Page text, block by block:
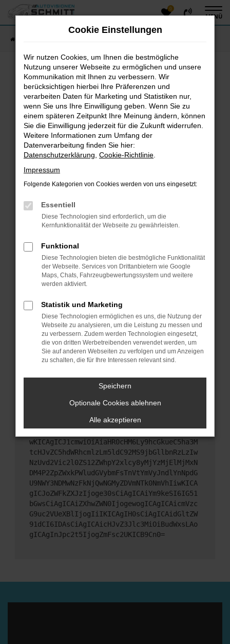
Zum
Hauptinhalt
0
MENÜ
Fehler: Network Error
Beim Laden ist ein Fehler aufgetreten.
Hier sind ein paar Tipps, die dir helfen können:
Überprüfe deine Firewall und deine
Internetverbindung.
Laden andere Webseiten, zum Beispiel deine
Suchmaschine?
Prüfe deine Browsererweiterungen.
das Laden bestimmter Seiten verhindern.
Funktioniert die Seite in einem anderen Browser
oder in einem privaten Fenster?
Das kann manchmal helfen, vorübergehende
Probleme zu beheben.
Stelle sicher, dass dein Browser und dein
Betriebssystem auf dem neuesten Stand sind.
Sicherheitsrisiko, sondern kann auch dazu führen,
dass bestimmte Funktionen nicht mehr
unterstützt werden.
Wende dich an den Webseitenbetreiber.
Wenn du alle oben genannten Schritte versucht
hast, kontaktiere uns bitte. Wir werden versuchen,
das Problem zu beheben. Du kannst uns diesen
Text schicken, um uns bei der Fehlersuche zu
unterstützen:
ewogICJuYW1lIjogIk5ldHdvcmtFcnJvciIsCiAgI
mNvbmZpZyI6IHsKICAgICJtZXRob2QiOiAiR0VUIi
wKICAgICJ1cmwiOiAiaHR0cHM6Ly9hcGkueC5ha3M
tcHJvZC5hdWRhcmlzLm5ldC92MS9jbGllbnRzLzIw
NzUvd2Vic2l0ZS12ZWhpY2xlcy8yMjYzMjElMjMxN
DM4P2ZpZWxkPWludGVybmFsTnVtYmVyJndlYnNpdG
U9NWY3NDMwNzFkNjQwNGMyZDVmNTk0NmVhIiwKICA
gICJoZWFkZXJzIjoge30sCiAgICAiYm9keSI6IG51
bGwsCiAgICAiZXhwZWN0IjogewogICAgICAicmVzc
G9uc2VUeXBlIjogIiIKICAgIH0sCiAgICAidGltZW
91dCI6IDAsCiAgICAicHJvZ3Jlc3MiOiBudWxsLAo
gICAgInJpc2t5IjogZmFsc2UKICB9Cn0=
Cookie Einstellungen
Wir nutzen Cookies, um Ihnen die bestmögliche
Nutzung unserer Webseite zu ermöglichen und unsere
Kommunikation mit Ihnen zu verbessern. Wir
berücksichtigen hierbei Ihre Präferenzen und
verarbeiten Daten für Marketing und Statistiken nur,
wenn Sie uns Ihre Einwilligung geben. Wenn Sie zu
einem späteren Zeitpunkt Ihre Meinung ändern, können
Sie die Einwilligung jederzeit für die Zukunft widerrufen.
Weitere Informationen zum Umfang der
Datenverarbeitung finden Sie hier:
Datenschutzerklärung Cookie-Richtlinie
Impressum
Folgende Kategorien von Cookies werden von uns eingesetzt:
Essentiell
Diese Technologien sind erforderlich, um die
Kernfunktionalität der Webseite zu gewährleisten.
Funktional
Diese Technologien bieten die bestmögliche Funktionalität
der Webseite. Services von Drittanbietern wie Google
Maps, Chats, Fahrzeugbewertungssystem und weitere
werden aktiviert.
Statistik und Marketing
Diese Technologien ermöglichen es uns, die Nutzung der
Webseite zu analysieren, um die Leistung zu messen und
zu verbessern. Zudem werden Technologien eingesetzt,
die von dritten Werbetreibenden verwendet werden, um
Sie auf anderen Webseiten zu verfolgen und um Anzeigen
zu schalten, die für Ihre Interessen relevant sind.
Speichern
Optionale Cookies ablehnen
Alle akzeptieren